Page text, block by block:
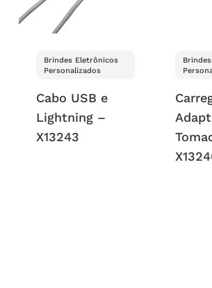
Brindes Eletrônicos
Personalizados
Cabo USB e
Lightning –
X13243